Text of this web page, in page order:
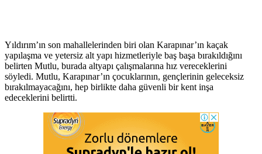
Yıldırım’ın son mahallelerinden biri olan Karapınar’ın kaçak
yapılaşma ve yetersiz alt yapı hizmetleriyle baş başa bırakıldığını
belirten Mutlu, burada altyapı çalışmalarına hız vereceklerini
söyledi. Mutlu, Karapınar’ın çocuklarının, gençlerinin geleceksiz
bırakılmayacağını, hep birlikte daha güvenli bir kent inşa
edeceklerini belirtti.